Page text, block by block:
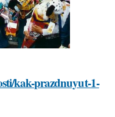
kak-prazdnuyut-1-